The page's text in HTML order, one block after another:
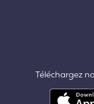
Pro-
Téléchargez